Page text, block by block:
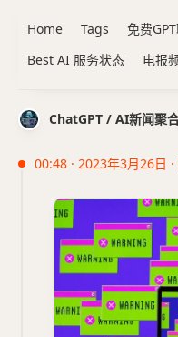
ChatGPT / AI新闻聚
00:48 · 2023年3月26日 ·
Home Tags 免费
Best AI 服务状态
电报